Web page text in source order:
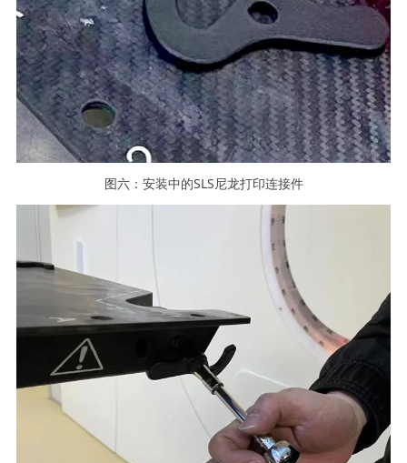
图六：安装中的SLS尼龙打印连接件